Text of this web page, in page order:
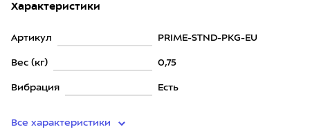
Характеристики
Артикул PRIME-STND-PKG-EU
Вес (кг) 0,75
Вибрация Есть
Все характеристики